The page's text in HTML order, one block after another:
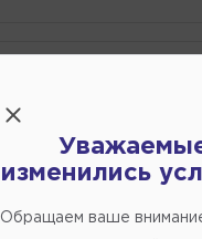
изменились
Обращаем ваше